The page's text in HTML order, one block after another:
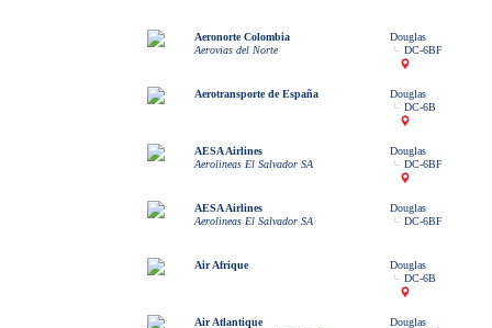
Aeronorte Colombia
Aerovias del Norte
Douglas
DC-6BF
Aerotransporte de España
Douglas
DC-6B
AESA Airlines
Aerolineas El Salvador SA
Douglas
DC-6BF
AESA Airlines
Aerolineas El Salvador SA
Douglas
DC-6BF
Air Afrique
Douglas
DC-6B
Air Atlantique
Douglas